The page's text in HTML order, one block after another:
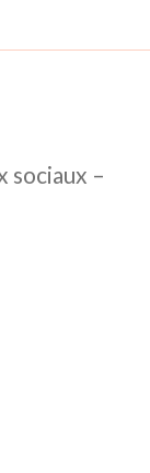
sociaux –